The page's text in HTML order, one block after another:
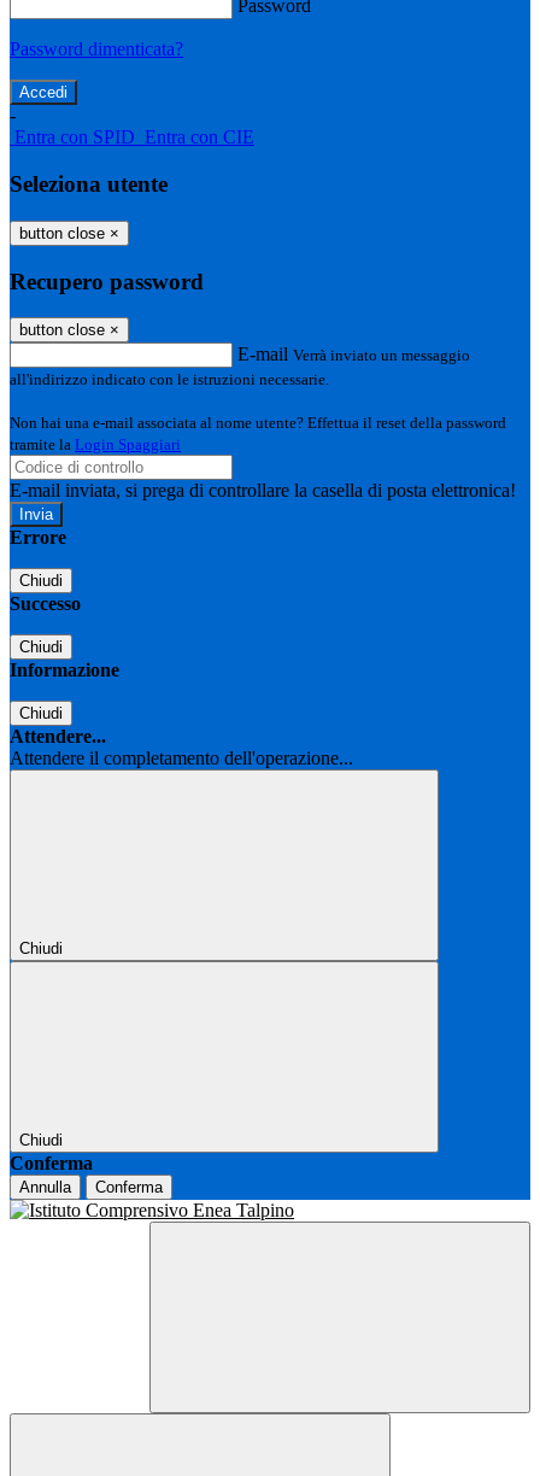
Password
Password dimenticata?
-
Entra con SPID Entra con CIE
Seleziona utente
button close ×
Recupero password
button close ×
E-mail Verrà inviato un messaggio
all'indirizzo indicato con le istruzioni necessarie.
Non hai una e-mail associata al nome utente? Effettua il reset della password
tramite la Login Spaggiari
E-mail inviata, si prega di controllare la casella di posta elettronica!
Errore
Chiudi
Successo
Chiudi
Informazione
Chiudi
Attendere...
Attendere il completamento dell'operazione...
Chiudi
Chiudi
Conferma
Annulla Conferma